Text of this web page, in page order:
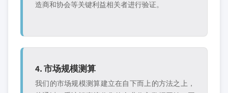
造商和协会等关键利益相关者进行验证。
4. 市场规模测算
我们的市场规模测算建立在自下而上的方法之上，